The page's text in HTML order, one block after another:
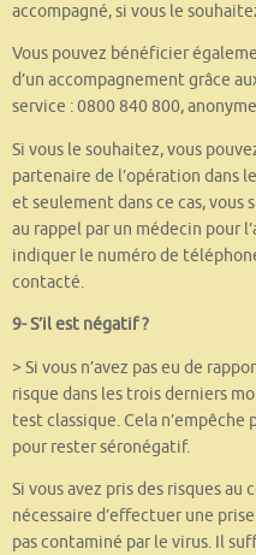
accompagné, si vous le
Vous pouvez bénéficier
d’un accompagnement grâce
service : 0800 840 800,
Si vous le souhaitez, vous
partenaire de l’opération dans
et seulement dans ce cas,
au rappel par un médecin pour
indiquer le numéro de
contacté.
9- S’il est négatif ?
> Si vous n’avez pas eu de
risque dans les trois derniers
test classique. Cela
pour rester séronégatif.
Si vous avez pris des risques
nécessaire d’effectuer une
pas contaminé par le virus. Il